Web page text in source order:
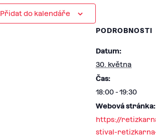
Přidat do kalendáře
PODROBNOSTI
Datum:
30. května
Čas:
18:00 - 19:30
Webová stránka:
https://
stival-